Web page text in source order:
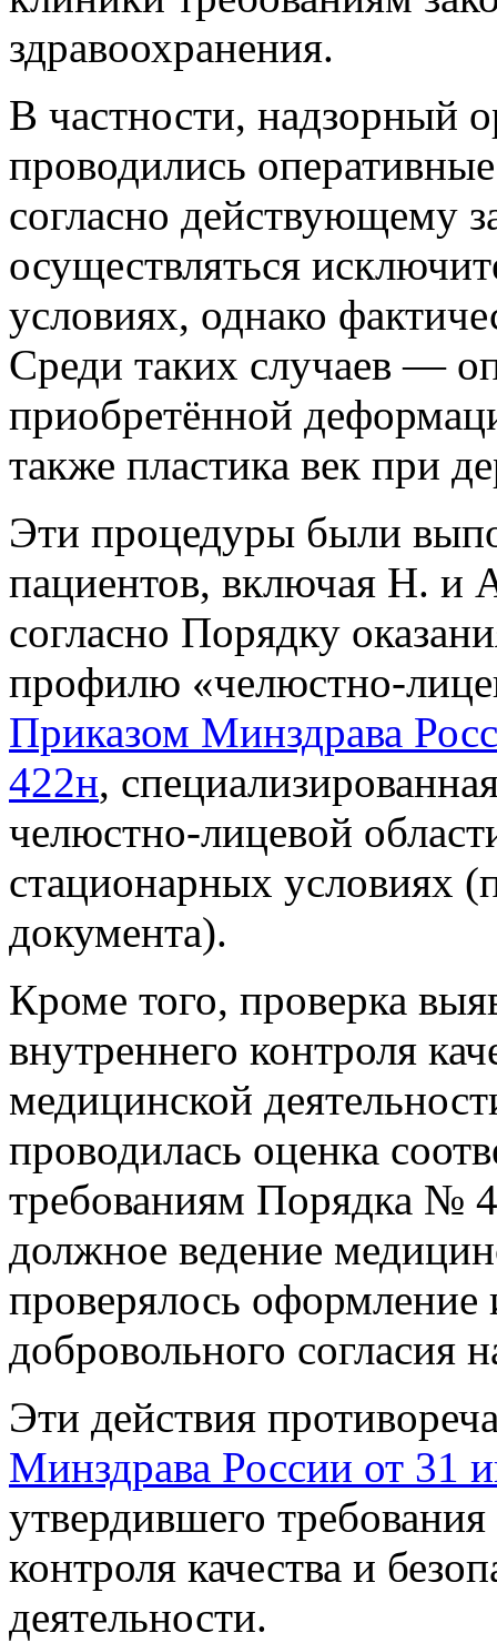
здравоохранения.
В частности, надзорный
проводились
согласно действующему
осуществляться
условиях, однако
Среди таких случаев —
приобретённой
также пластика век при
Эти процедуры были
пациентов, включая Н. и
согласно Порядку
профилю «челюстно-
Приказом Минздрава
422н,
челюстно-лицевой
стационарных условиях
документа).
Кроме того, проверка
внутреннего контроля
медицинской
проводилась оценка
требованиям Порядка №
должное ведение
проверялось
добровольного согласия
Эти действия
Минздрава России от 31
утвердившего
контроля качества и
деятельности.